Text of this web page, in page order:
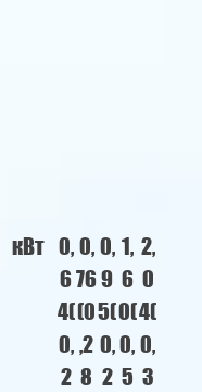
кВт 0,
6
4(
0,
2
0,
76
(0
,2
8
0,
9
5(
0,
2
1,
6
0(
0,
5
2,
0
4(
0,
3